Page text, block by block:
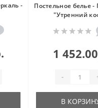
-
Постельное белье -
"Утренний
1
-
В